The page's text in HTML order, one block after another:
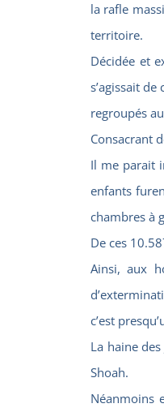
la rafle
territoire.
Décidée et
s’agissait
regroupés
Consacrant
Il me parait
enfants
chambres à
De ces
Ainsi, aux
c’est
La haine
Shoah.
Néanmoins